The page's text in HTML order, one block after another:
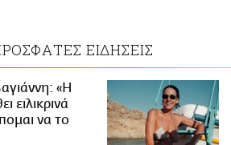
ΕΙΔΗΣΕΙΣ
«Η
ειλικρινά
να το